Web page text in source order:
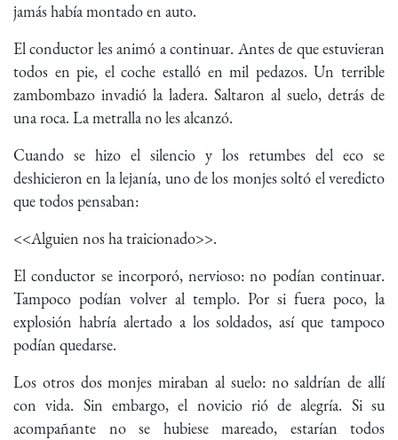
jamás había montado en auto.
El conductor les animó a continuar. Antes de que estuvieran
todos en pie, el coche estalló en mil pedazos. Un terrible
zambombazo invadió la ladera. Saltaron al suelo, detrás de
una roca. La metralla no les alcanzó.
Cuando se hizo el silencio y los retumbes del eco se
deshicieron en la lejanía, uno de los monjes soltó el veredicto
que todos pensaban:
<<Alguien nos ha traicionado>>.
El conductor se incorporó, nervioso: no podían continuar.
Tampoco podían volver al templo. Por si fuera poco, la
explosión habría alertado a los soldados, así que tampoco
podían quedarse.
Los otros dos monjes miraban al suelo: no saldrían de allí
con vida. Sin embargo, el novicio rió de alegría. Si su
acompañante no se hubiese mareado, estarían todos